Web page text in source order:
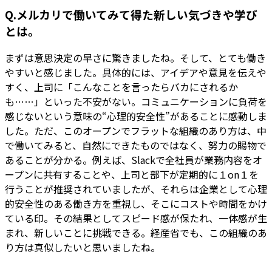
Q.メルカリで働いてみて得た新しい気づきや学び
とは。
まずは意思決定の早さに驚きましたね。そして、とても働き
やすいと感じました。具体的には、アイデアや意見を伝えや
すく、上司に「こんなことを言ったらバカにされるか
も……」といった不安がない。コミュニケーションに負荷を
感じないという意味の“心理的安全性”があることに感動しま
した。ただ、このオープンでフラットな組織のあり方は、中
で働いてみると、自然にできたものではなく、努力の賜物で
あることが分かる。例えば、Slackで全社員が業務内容をオ
ープンに共有することや、上司と部下が定期的に１on１を
行うことが推奨されていましたが、それらは企業として心理
的安全性のある働き方を重視し、そこにコストや時間をかけ
ている印。その結果としてスピード感が保たれ、一体感が生
まれ、新しいことに挑戦できる。経産省でも、この組織のあ
り方は真似したいと思いましたね。